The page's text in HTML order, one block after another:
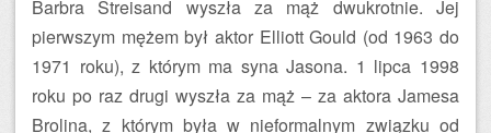
Barbra Streisand wyszła za mąż dwukrotnie. Jej
pierwszym mężem był aktor Elliott Gould (od 1963 do
1971 roku), z którym ma syna Jasona. 1 lipca 1998
roku po raz drugi wyszła za mąż – za aktora Jamesa
Brolina, z którym była w nieformalnym związku od